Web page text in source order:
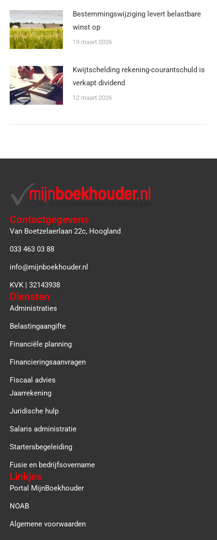
Bestemmingswijziging levert belastbare
winst op
19 maart 2026
Kwijtschelding rekening-courantschuld is
verkapt dividend
12 maart 2026
Contactgegevens
Van Boetzelaerlaan 22c, Hoogland
033 463 03 88
info@mijnboekhouder.nl
KVK | 32143938
Diensten
Administraties
Belastingaangifte
Financiële planning
Financieringsaanvragen
Fiscaal advies
Jaarrekening
Juridische hulp
Salaris administratie
Startersbegeleiding
Fusie en bedrijfsovername
Linkjes
Portal MijnBoekhouder
NOAB
Algemene voorwaarden